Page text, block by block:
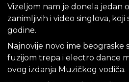
Vizeljom nam je donela jedan
zanimljivih i video singlova,
godine.
Najnovije novo ime beograske
fuzijom trepa i electro dance
ovog izdanja Muzičkog vodiča.